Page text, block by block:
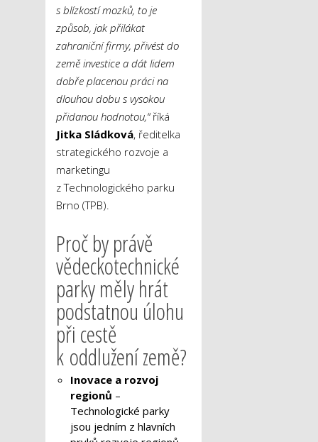
s blízkostí mozků, to je
způsob, jak přilákat
zahraniční firmy, přivést do
země investice a dát lidem
dobře placenou práci na
dlouhou dobu s vysokou
přidanou hodnotou,“říká
Jitka Sládková, ředitelka
strategického rozvoje a
marketingu
z Technologického parku
Brno (TPB).
Proč by právě
vědeckotechnické
parky měly hrát
podstatnou úlohu
při cestě
k oddlužení země?
Inovace a rozvoj
regionů –
Technologické parky
jsou jedním z hlavních